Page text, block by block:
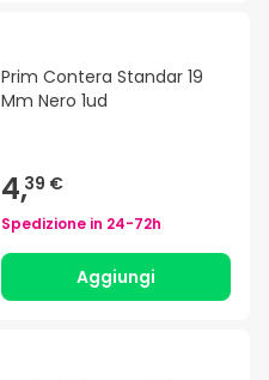
Prim Contera Standar 19
Mm Nero 1ud
4,39 €
Spedizione in 24-72h
Aggiungi